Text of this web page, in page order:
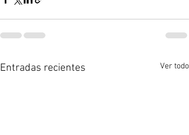
Entradas recientes Ver todo